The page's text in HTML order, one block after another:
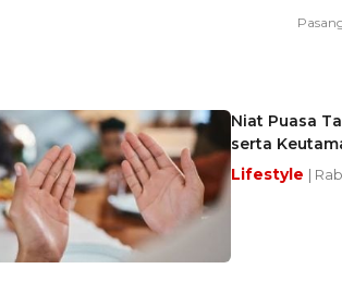
Niat Puasa
serta
Lifestyle |